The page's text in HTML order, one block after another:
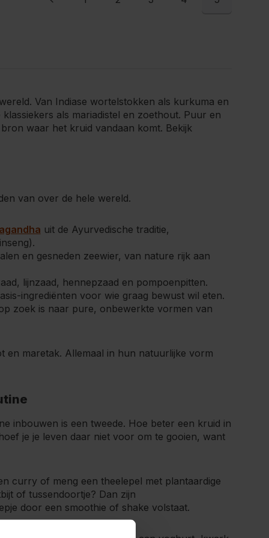
Van Indiase wortelstokken als kurkuma en
als mariadistel en zoethout. Puur en
waar het kruid vandaan komt. Bekijk
van over de hele wereld.
uit de Ayurvedische traditie,
en gesneden zeewier, van nature rijk aan
lijnzaad, hennepzaad en pompoenpitten.
ingrediënten voor wie graag bewust wil eten.
zoek is naar pure, onbewerkte vormen van
maretak. Allemaal in hun natuurlijke vorm
inbouwen is een tweede. Hoe beter een kruid in
je je leven daar niet voor om te gooien, want
curry of meng een theelepel met plantaardige
of tussendoortje? Dan zijn
door een smoothie of shake volstaat.